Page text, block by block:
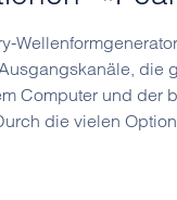
die
Computer und
die vielen